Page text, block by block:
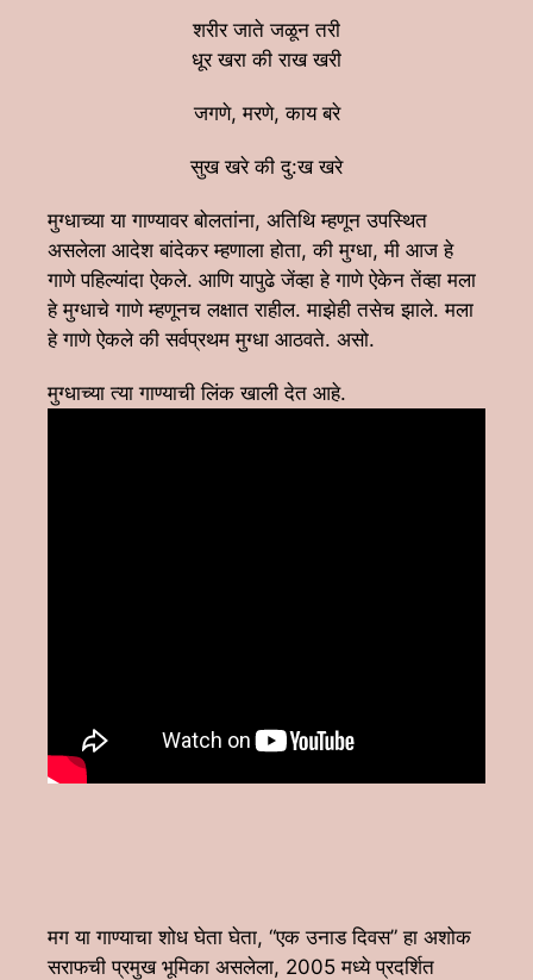
शरीर जाते जळून तरी
धूर खरा की राख खरी
जगणे, मरणे, काय बरे
सुख खरे की दु:ख खरे
मुग्धाच्या या गाण्यावर बोलतांना, अतिथि म्हणून उपस्थित
असलेला आदेश बांदेकर म्हणाला होता, की मुग्धा, मी आज हे
गाणे पहिल्यांदा ऐकले. आणि यापुढे जेंव्हा हे गाणे ऐकेन तेंव्हा मला
हे मुग्धाचे गाणे म्हणूनच लक्षात राहील. माझेही तसेच झाले. मला
हे गाणे ऐकले की सर्वप्रथम मुग्धा आठवते. असो.
मुग्धाच्या त्या गाण्याची लिंक खाली देत आहे.
मग या गाण्याचा शोध घेता घेता, “एक उनाड दिवस” हा अशोक
सराफची प्रमुख भूमिका असलेला, 2005 मध्ये प्रदर्शित